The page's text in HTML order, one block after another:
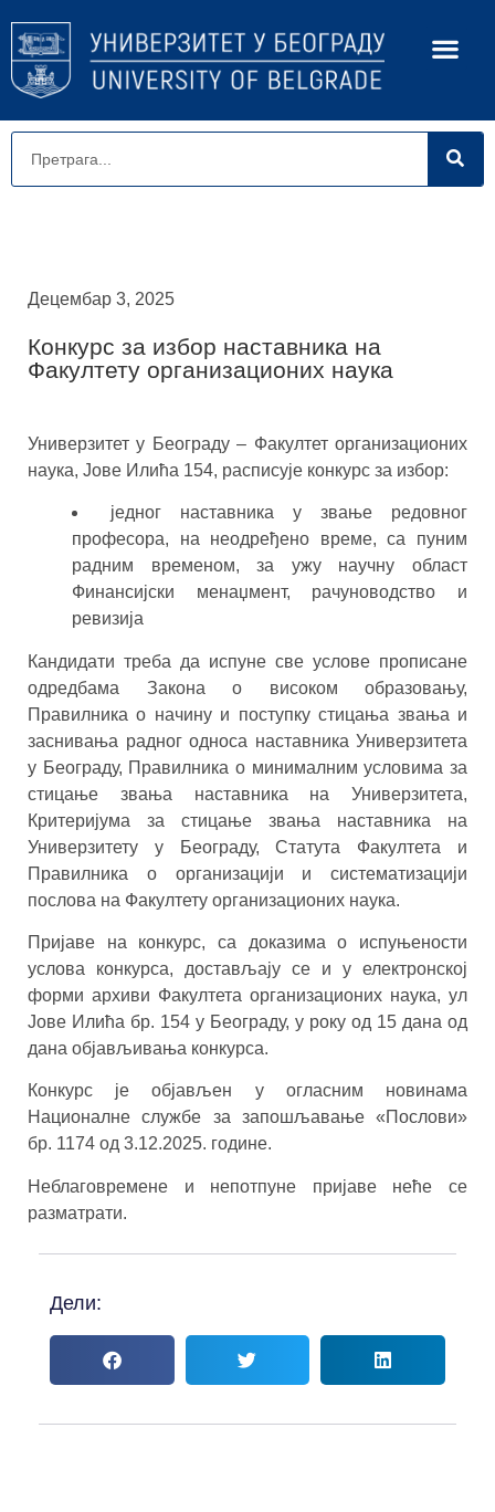
Децембар 3, 2025
Конкурс за избор наставника на
Факултету организационих наука
Универзитет у Београду – Факултет организационих
наука, Јове Илића 154, расписује конкурс за избор:
једног наставника у звање редовног
професора, на неодређено време, са пуним
радним временом, за ужу научну област
Финансијски менаџмент, рачуноводство и
ревизија
Кандидати треба да испуне све услове прописане
одредбама Закона о високом образовању,
Правилника о начину и поступку стицања звања и
заснивања радног односа наставника Универзитета
у Београду, Правилникa о минималним условима за
стицање звања наставника на Универзитета,
Критеријума за стицање звања наставника на
Универзитету у Београду, Статутa Факултета и
Правилникa о организацији и систематизацији
послова на Факултету организационих наука.
Пријаве на конкурс, са доказима о испуњености
услова конкурса, достављају се и у електронској
форми архиви Факултета организационих наука, ул
Јове Илића бр. 154 у Београду, у року од 15 дана од
дана објављивања конкурса.
Конкурс је објављен у огласним новинама
Националне службе за запошљавање «Послови»
бр. 1174 од 3.12.2025. године.
Неблаговремене и непотпуне пријаве неће се
разматрати.
Дели: